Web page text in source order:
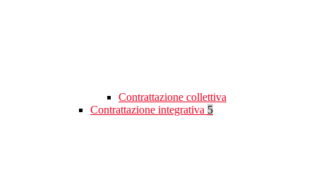
Contrattazione collettiva
Contrattazione integrativa 5